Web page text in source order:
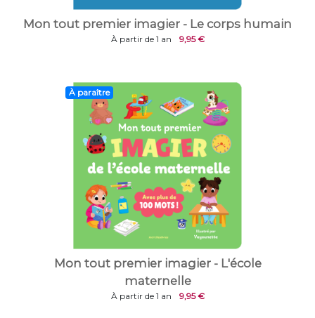
Mon tout premier imagier - Le corps humain
À partir de 1 an 9,95 €
À paraître
Mon tout premier imagier - L'école
maternelle
À partir de 1 an 9,95 €